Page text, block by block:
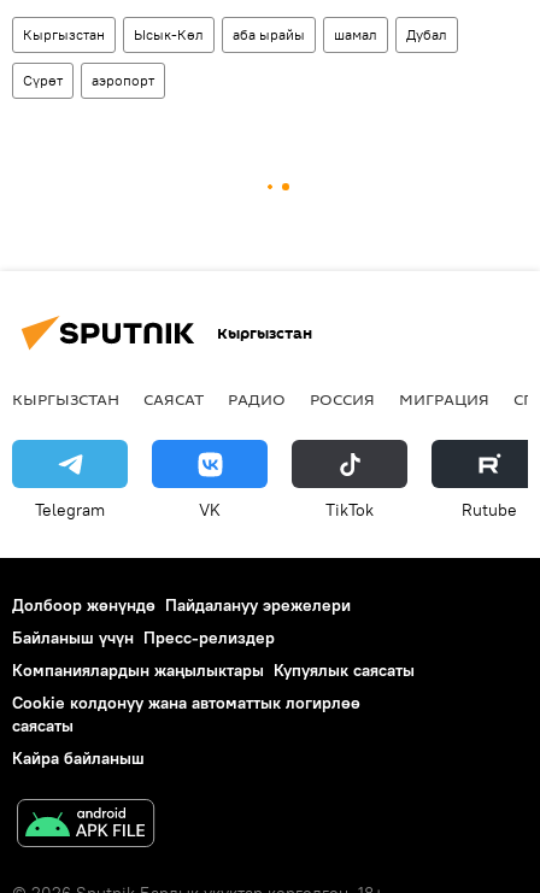
Кыргызстан Ысык-Көл аба ырайы шамал Дубал
Сүрөт аэропорт
Кыргызстан
КЫРГЫЗСТАН САЯСАТ РАДИО РОССИЯ МИГРАЦИЯ
Telegram VK ТikТоk Rutube
Долбоор жөнүндө Пайдалануу эрежелери
Байланыш үчүн Пресс-релиздер
Компаниялардын жаңылыктары Купуялык саясаты
Cookie колдонуу жана автоматтык логирлөө
саясаты
Кайра байланыш